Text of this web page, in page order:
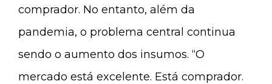
comprador. No entanto, além da
pandemia, o problema central continua
sendo o aumento dos insumos. “O
mercado está excelente. Está comprador.